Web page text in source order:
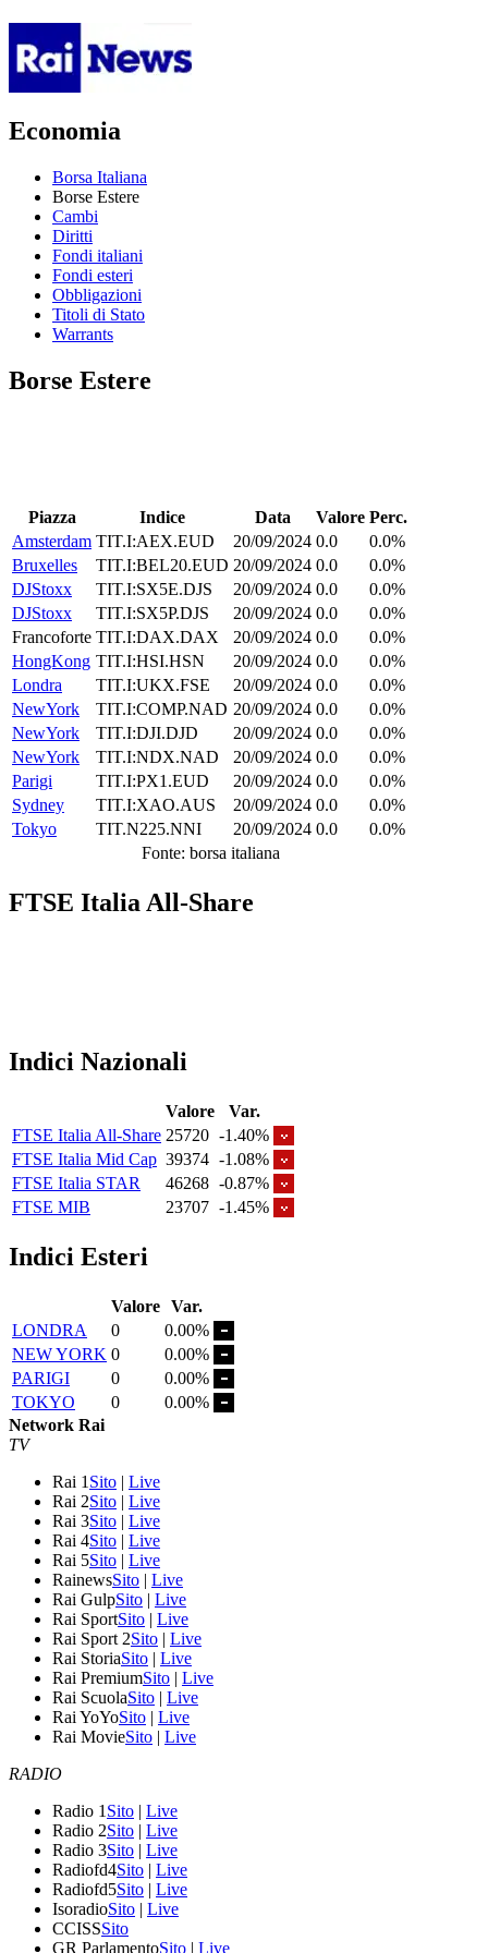
Economia
Borsa Italiana
Borse Estere
Cambi
Diritti
Fondi italiani
Fondi esteri
Obbligazioni
Titoli di Stato
Warrants
Borse Estere
Piazza Indice Data Valore Perc.
Amsterdam TIT.I:AEX.EUD 20/09/2024 0.0
0.0%
Bruxelles
TIT.I:BEL20.EUD 20/09/2024 0.0
0.0%
DJStoxx
TIT.I:SX5E.DJS 20/09/2024 0.0
0.0%
DJStoxx
TIT.I:SX5P.DJS 20/09/2024 0.0
0.0%
Francoforte TIT.I:DAX.DAX 20/09/2024 0.0
0.0%
HongKong TIT.I:HSI.HSN 20/09/2024 0.0
0.0%
Londra
TIT.I:UKX.FSE 20/09/2024 0.0
0.0%
NewYork
TIT.I:COMP.NAD 20/09/2024 0.0
0.0%
NewYork
TIT.I:DJI.DJD 20/09/2024 0.0
0.0%
NewYork
TIT.I:NDX.NAD 20/09/2024 0.0
0.0%
Parigi
TIT.I:PX1.EUD 20/09/2024 0.0
0.0%
Sydney
TIT.I:XAO.AUS 20/09/2024 0.0
0.0%
Tokyo
TIT.N225.NNI 20/09/2024 0.0
0.0%
Fonte: borsa italiana
FTSE Italia All-Share
Indici Nazionali
Valore
Var.
FTSE Italia All-Share 25720 -1.40%
FTSE Italia Mid Cap 39374 -1.08%
FTSE Italia STAR
46268 -0.87%
FTSE MIB
23707 -1.45%
Indici Esteri
Valore Var.
LONDRA
0
0.00%
NEW YORK 0
0.00%
PARIGI
0
0.00%
TOKYO
0
0.00%
Network Rai
TV
Rai 1 Sito | Live
Rai 2Sito | Live
Rai 3Sito | Live
Rai 4Sito | Live
Rai 5Sito | Live
RainewsSito | Live
Rai GulpSito | Live
Rai SportSito | Live
Rai Sport 2Sito | Live
Rai StoriaSito | Live
Rai PremiumSito | Live
Rai ScuolaSito | Live
Rai YoYoSito | Live
Rai MovieSito | Live
RADIO
Radio 1 Sito | Live
Radio 2Sito | Live
Radio 3Sito | Live
Radiofd4Sito | Live
Radiofd5Sito | Live
IsoradioSito | Live
CCISSSito
GR ParlamentoSito | Live